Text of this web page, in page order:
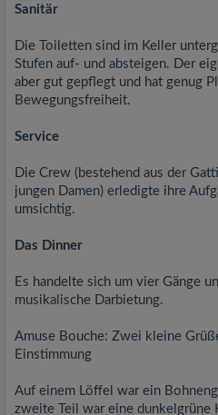
Sanitär
Die Toiletten sind im Keller
Stufen auf- und absteigen. Der
aber gut gepflegt und hat genug
Bewegungsfreiheit.
Service
Die Crew (bestehend aus der
jungen Damen) erledigte ihre
umsichtig.
Das Dinner
Es handelte sich um vier Gänge
musikalische Darbietung.
Amuse Bouche: Zwei kleine
Einstimmung
Auf einem Löffel war ein
zweite Teil war eine dunkelgrüne